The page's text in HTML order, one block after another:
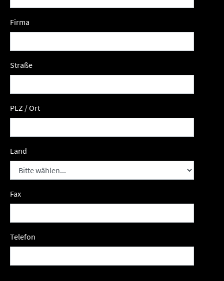
Firma
Straße
PLZ / Ort
Land
Fax
Telefon